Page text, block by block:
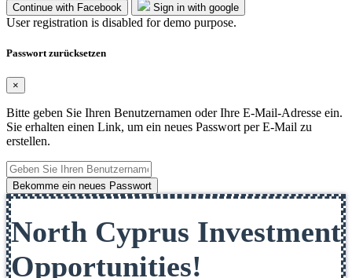
Continue with Facebook
Sign in with google
User registration is disabled for demo purpose.
Passwort zurücksetzen
×
Bitte geben Sie Ihren Benutzernamen oder Ihre E-Mail-Adresse ein.
Sie erhalten einen Link, um ein neues Passwort per E-Mail zu
erstellen.
Bekomme ein neues Passwort
North Cyprus Investment
Opportunities!